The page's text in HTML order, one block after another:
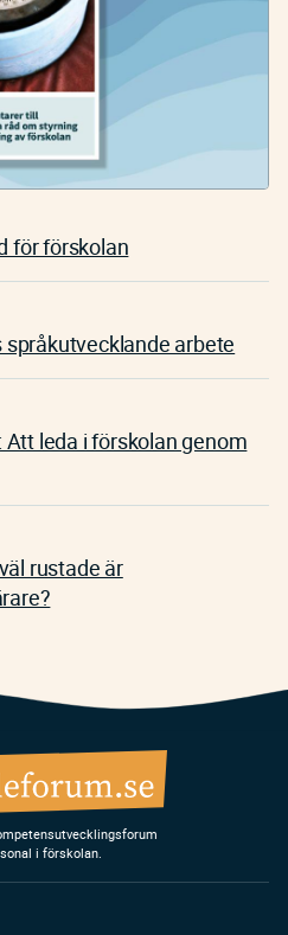
för förskolan
arbete
leda i förskolan genom
rustade är
i förskolan.